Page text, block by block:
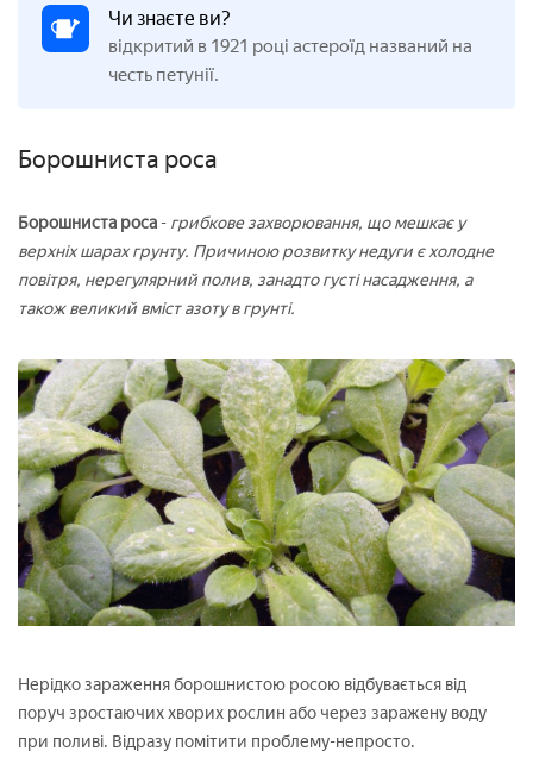
Чи знаєте ви?
відкритий в 1921 році астероїд названий на
честь петунії.
Борошниста роса
Борошниста роса - грибкове захворювання, що мешкає у
верхніх шарах грунту. Причиною розвитку недуги є холодне
повітря, нерегулярний полив, занадто густі насадження, а
також великий вміст азоту в грунті.
Нерідко зараження борошнистою росою відбувається від
поруч зростаючих хворих рослин або через заражену воду
при поливі. Відразу помітити проблему-непросто.